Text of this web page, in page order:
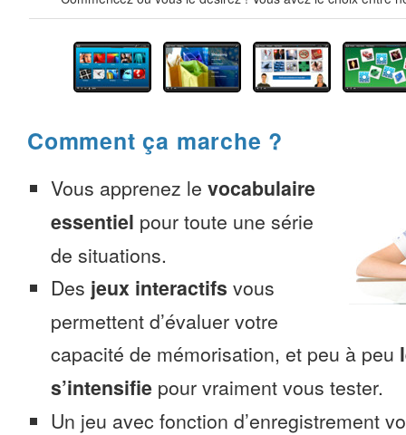
Comment ça marche ?
Vous apprenez le vocabulaire
essentiel pour toute une série
de situations.
Des jeux interactifs vous
permettent d’évaluer votre
capacité de mémorisation, et peu à peu
s’intensifie pour vraiment vous tester.
Un jeu avec fonction d’enregistrement